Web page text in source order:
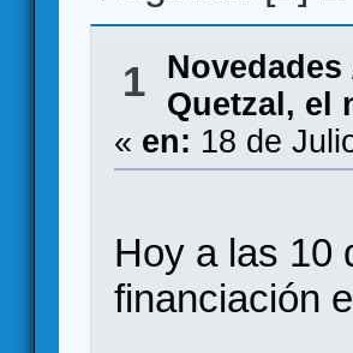
1
Quetzal, el
« en: 18 de
Hoy a las 10
financiación